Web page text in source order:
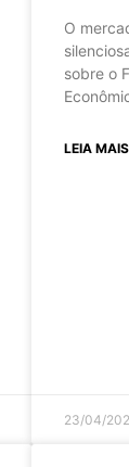
O
sobre o
LEIA
23/04/